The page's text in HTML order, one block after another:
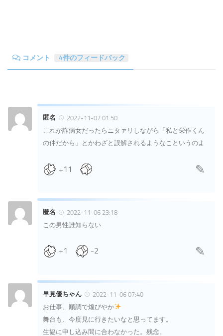
コメント 4件のフィードバック
匿名
2022-11-07 01:50
これが詐病女だったらニタァリしながら「私と栄作くん
の仲だから」とかわざと誤解されるようなこというのよ
+11
匿名
2022-11-06 23:18
この男性誰知らない
+1 -2
早見優ちゃん
2022-11-06 07:40
お仕事、順調で煌びやか
舞台も、今度見に行きたいなと思ってます。
生協に申し込み間に合わなかった。残念。